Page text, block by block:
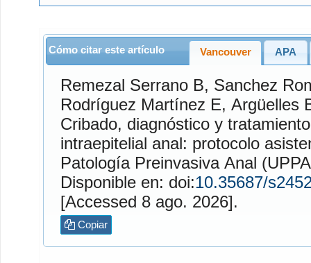
Cómo citar este artículo Vancouver APA
Remezal SerranoB, Sanchez
Rodríguez Martínez E, Argüelles
Cribado, diagnóstico y
intraepitelial anal: protocolo
Patología Preinvasiva Anal
Disponible en: doi:10.35687/
[Accessed 8 ago. 2026].
Copiar